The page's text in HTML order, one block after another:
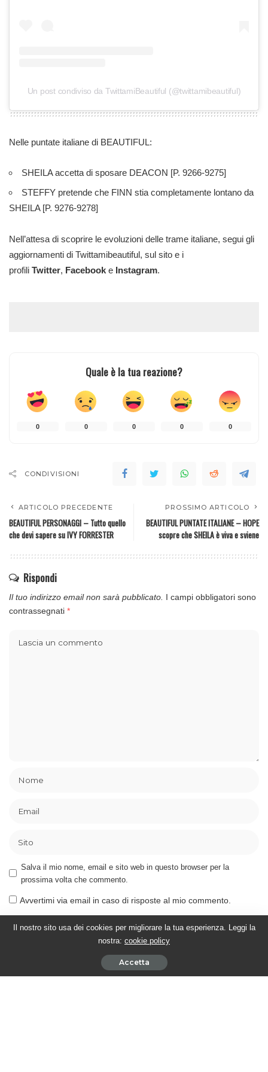
Un post condiviso da TwittamiBeautiful (@twittamibeautiful)
Nelle puntate italiane di BEAUTIFUL:
SHEILA accetta di sposare DEACON [P. 9266-9275]
STEFFY pretende che FINN stia completamente lontano da
SHEILA[P. 9276-9278]
Nell’attesa di scoprire le evoluzioni delle trame italiane, segui gli
aggiornamenti di Twittamibeautiful, sul sito e i
profili Twitter, Facebook e Instagram.
Quale è la tua reazione?
0 0 0 0 0
CONDIVISIONI
ARTICOLO PRECEDENTE
BEAUTIFUL PERSONAGGI – Tutto quello
che devi sapere su IVY FORRESTER
PROSSIMO ARTICOLO
BEAUTIFUL PUNTATE ITALIANE – HOPE
scopre che SHEILA è viva e sviene
Rispondi
Il tuo indirizzo email non sarà pubblicato. I campi obbligatori sono
contrassegnati *
Salva il mio nome, email e sito web in questo browser per la
prossima volta che commento.
Avvertimi via email in caso di risposte al mio commento.
Avvertimi via email alla pubblicazione di un nuovo articolo.
Il nostro sito usa dei cookies per migliorare la tua esperienza. Leggi la
nostra: cookie policy
Accetta